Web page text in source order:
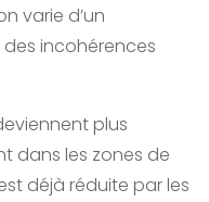
varie d’un
incohérences
plus
dans les zones de
déjà réduite par les